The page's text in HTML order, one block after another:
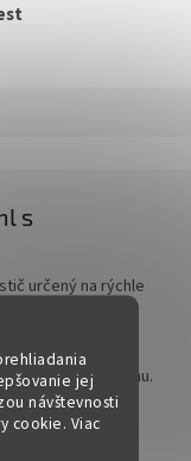
jej
návštevnosti
cookie. Viac
s
určený na rýchle
odolných
preniká
pomáha ich
zásahu do povrchu.